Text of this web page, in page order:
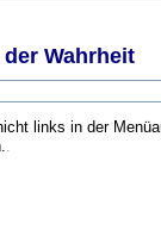
Wahrheit
links in der
.